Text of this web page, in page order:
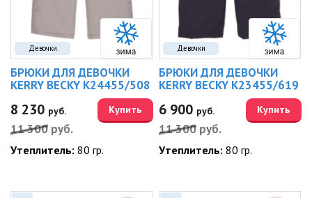
Девочки
БРЮКИ ДЛЯ ДЕВОЧКИ
KERRY BECKY K24455/508
8 230 руб.
11 300 руб.
Купить
Утеплитель:80 гр.
Девочки
БРЮКИ ДЛЯ ДЕВОЧКИ
KERRY BECKY K23455/619
6 900 руб.
11 300 руб.
Купить
Утеплитель:80 гр.